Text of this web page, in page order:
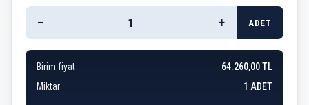
− + ADET
Birim fiyat
64.260,00 TL
Miktar
1 ADET